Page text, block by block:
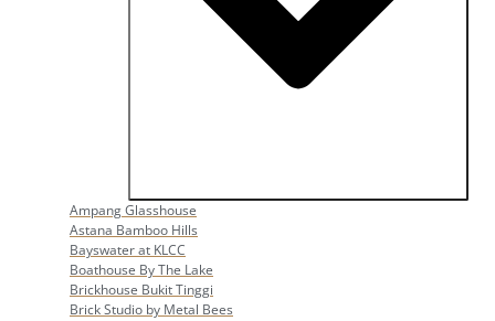
Ampang Glasshouse
Astana Bamboo Hills
Bayswater at KLCC
Boathouse By The Lake
Brickhouse Bukit Tinggi
Brick Studio by Metal Bees